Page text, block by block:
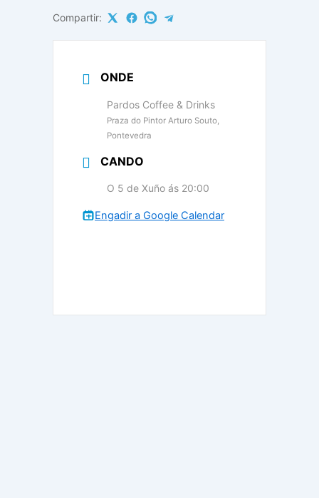
Compartir:
ONDE
Pardos Coffee & Drinks
Praza do Pintor Arturo Souto,
Pontevedra
CANDO
O 5 de Xuño ás 20:00
Engadir a Google Calendar